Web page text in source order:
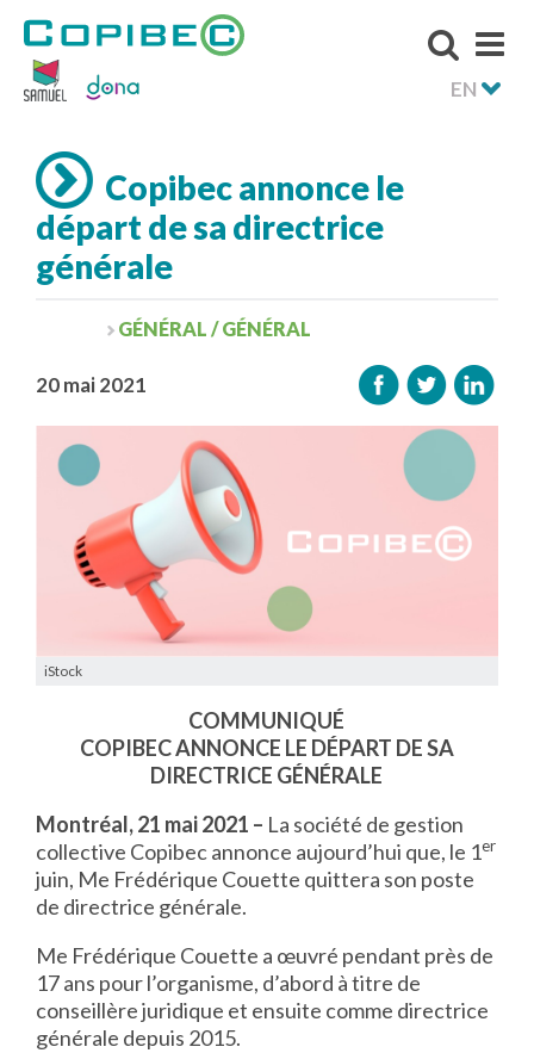
EN
Copibec annonce le
départ de sa directrice
générale
GÉNÉRAL / GÉNÉRAL
20 mai 2021
iStock
COMMUNIQUÉ
COPIBEC ANNONCE LE DÉPART DE SA
DIRECTRICE GÉNÉRALE
Montréal, 21 mai 2021 – La société de gestion
collective Copibec annonce aujourd’hui que, le 1er
juin, Me Frédérique Couette quittera son poste
de directrice générale.
Me Frédérique Couette a œuvré pendant près de
17 ans pour l’organisme, d’abord à titre de
conseillère juridique et ensuite comme directrice
générale depuis 2015.